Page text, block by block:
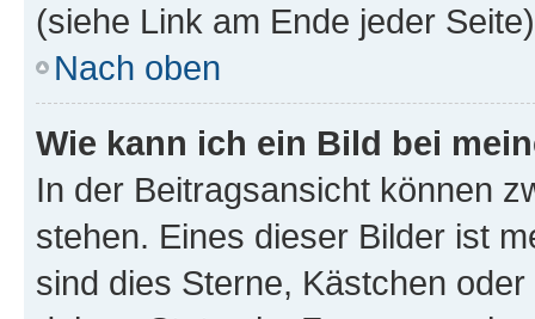
(siehe Link am Ende jeder
Nach oben
Wie kann ich ein Bild bei
In der Beitragsansicht können
stehen. Eines dieser Bilder ist
sind dies Sterne, Kästchen